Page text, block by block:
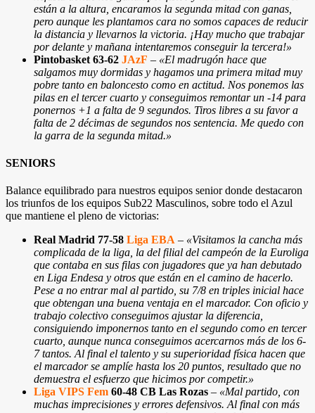
están a la altura, encaramos la segunda mitad con ganas,
pero aunque les plantamos cara no somos capaces de reducir
la distancia y llevarnos la victoria. ¡Hay mucho que trabajar
por delante y mañana intentaremos conseguir la tercera!»
Pintobasket 63-62 JAzF – «El madrugón hace que
salgamos muy dormidas y hagamos una primera mitad muy
pobre tanto en baloncesto como en actitud. Nos ponemos las
pilas en el tercer cuarto y conseguimos remontar un -14 para
ponernos +1 a falta de 9 segundos. Tiros libres a su favor a
falta de 2 décimas de segundos nos sentencia. Me quedo con
la garra de la segunda mitad.»
SENIORS
Balance equilibrado para nuestros equipos senior donde destacaron
los triunfos de los equipos Sub22 Masculinos, sobre todo el Azul
que mantiene el pleno de victorias:
Real Madrid 77-58 Liga EBA – «Visitamos la cancha más
complicada de la liga, la del filial del campeón de la Euroliga
que contaba en sus filas con jugadores que ya han debutado
en Liga Endesa y otros que están en el camino de hacerlo.
Pese a no entrar mal al partido, su 7/8 en triples inicial hace
que obtengan una buena ventaja en el marcador. Con oficio y
trabajo colectivo conseguimos ajustar la diferencia,
consiguiendo imponernos tanto en el segundo como en tercer
cuarto, aunque nunca conseguimos acercarnos más de los 6-
7 tantos. Al final el talento y su superioridad física hacen que
el marcador se amplíe hasta los 20 puntos, resultado que no
demuestra el esfuerzo que hicimos por competir.»
Liga VIPS Fem 60-48 CB Las Rozas – «Mal partido, con
muchas imprecisiones y errores defensivos. Al final con más